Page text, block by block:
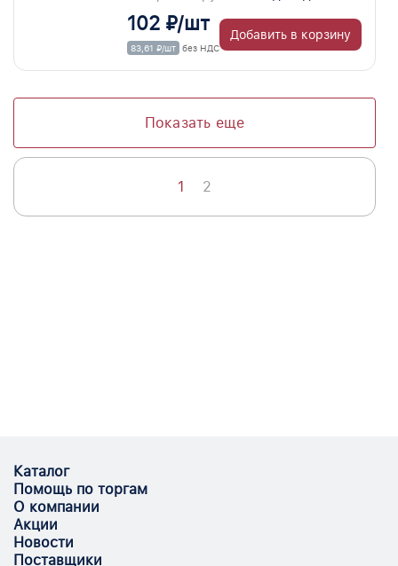
102 ₽/шт
83,61 ₽/шт без НДС
Добавить в корзину
Показать еще
1 2
Каталог
Помощь по торгам
О компании
Акции
Новости
Поставщики